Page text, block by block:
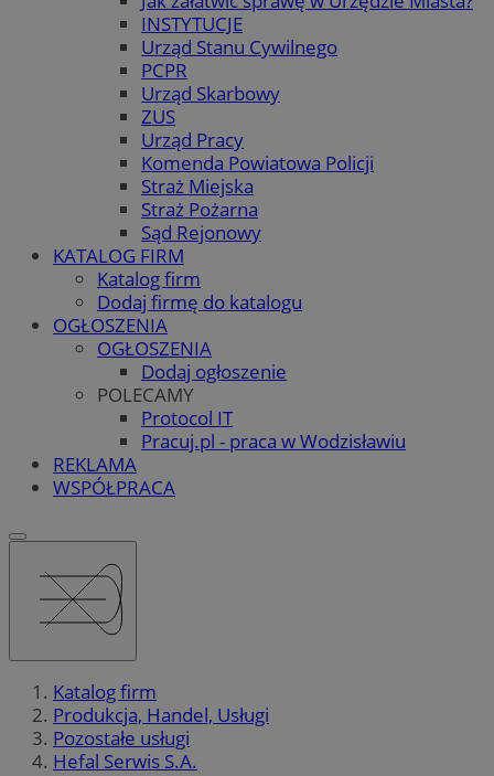
INSTYTUCJE
Urząd Stanu Cywilnego
PCPR
Urząd Skarbowy
ZUS
Urząd Pracy
Komenda Powiatowa Policji
Straż Miejska
Straż Pożarna
Sąd Rejonowy
KATALOG FIRM
Katalog firm
Dodaj firmę do katalogu
OGŁOSZENIA
OGŁOSZENIA
Dodaj ogłoszenie
POLECAMY
Protocol IT
Pracuj.pl - praca w Wodzisławiu
REKLAMA
WSPÓŁPRACA
Katalog firm
Produkcja, Handel, Usługi
Pozostałe usługi
Hefal Serwis S.A.